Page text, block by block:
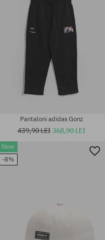
Mărimi existente:
Pantaloni adidas Gonz
439,90 LEI368,90 LEI
New
-8%